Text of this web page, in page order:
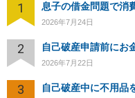
1
2026年7月24日
2 自己破産申請前にお
2026年7月22日
3 自己破産中に不用品